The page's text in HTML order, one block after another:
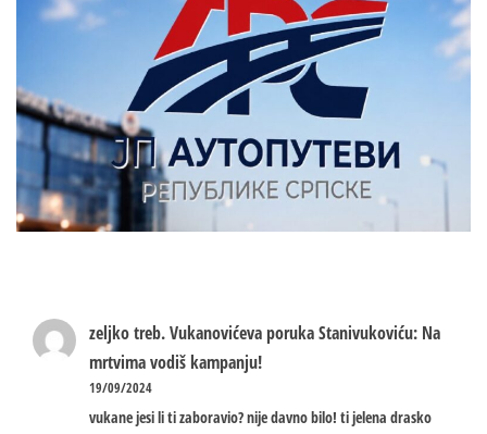
zeljko treb.Vukanovićeva poruka Stanivukoviću: Na
mrtvima vodiš kampanju!
19/09/2024
vukane jesi li ti zaboravio? nije davno bilo! ti jelena drasko